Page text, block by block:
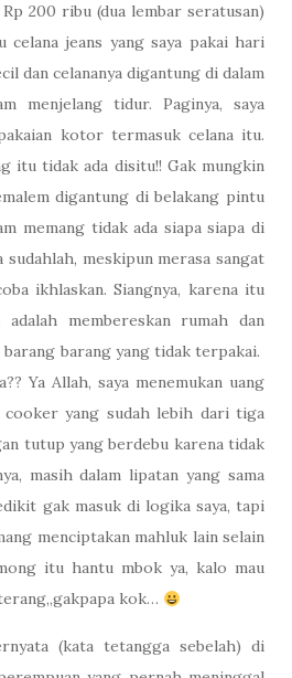
200 ribu (dua lembar seratusan)
celana jeans yang saya pakai hari
dan celananya digantung di dalam
menjelang tidur. Paginya, saya
kotor termasuk celana itu.
itu tidak ada disitu!! Gak mungkin
digantung di belakang pintu
memang tidak ada siapa siapa di
sudahlah, meskipun merasa sangat
ikhlaskan. Siangnya, karena itu
membereskan rumah dan
barang yang tidak terpakai.
Ya Allah, saya menemukan uang
yang sudah lebih dari tiga
tutup yang berdebu karena tidak
masih dalam lipatan yang sama
gak masuk di logika saya, tapi
menciptakan mahluk lain selain
itu hantu mbok ya, kalo mau
kok…
(kata tetangga sebelah) di